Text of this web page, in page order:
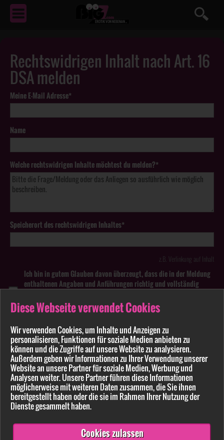
Diese Webseite verwendet Cookies
Wir verwenden Cookies, um Inhalte und Anzeigen zu
personalisieren, Funktionen für soziale Medien anbieten zu
können und die Zugriffe auf unsere Website zu analysieren.
Außerdem geben wir Informationen zu Ihrer Verwendung unserer
Website an unsere Partner für soziale Medien, Werbung und
Analysen weiter. Unsere Partner führen diese Informationen
möglicherweise mit weiteren Daten zusammen, die Sie ihnen
bereitgestellt haben oder die sie im Rahmen Ihrer Nutzung der
Dienste gesammelt haben.
Cookies zulassen
EROTIKVON NEBENAN ...
Rechtswidrigen Inhalt nach Art. 16
DSA melden
Meine E-Mail Adresse*
Name
Welche rechtswidrigen Inhalte möchtest du melden?*
Speicherort des rechtswidrigen Inhaltes*
z.B. Verlinkung auf Inhalt
Ich bin in gutem Glauben davon überzeugt, dass die in der Meldung
enthaltenen Angaben und Anführungen richtig und vollständig
rechtswidrigen Inhalten können strafbar sein.
Pflichtfelder sind mit * markiert
Bitte beachten Sie unsereDatenschutzerklärung.